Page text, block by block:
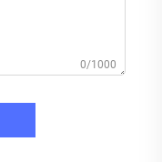
0/1000